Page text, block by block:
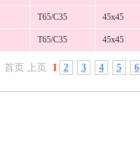
T65/C35 45x45
T65/C35 45x45
首页 上页 1 2 3 4 5 6